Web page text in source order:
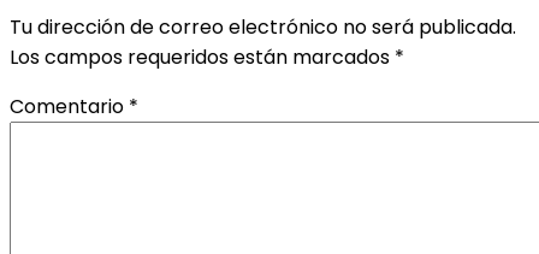
Tu dirección de correo electrónico no será publicada.
Los campos requeridos están marcados *
Comentario *